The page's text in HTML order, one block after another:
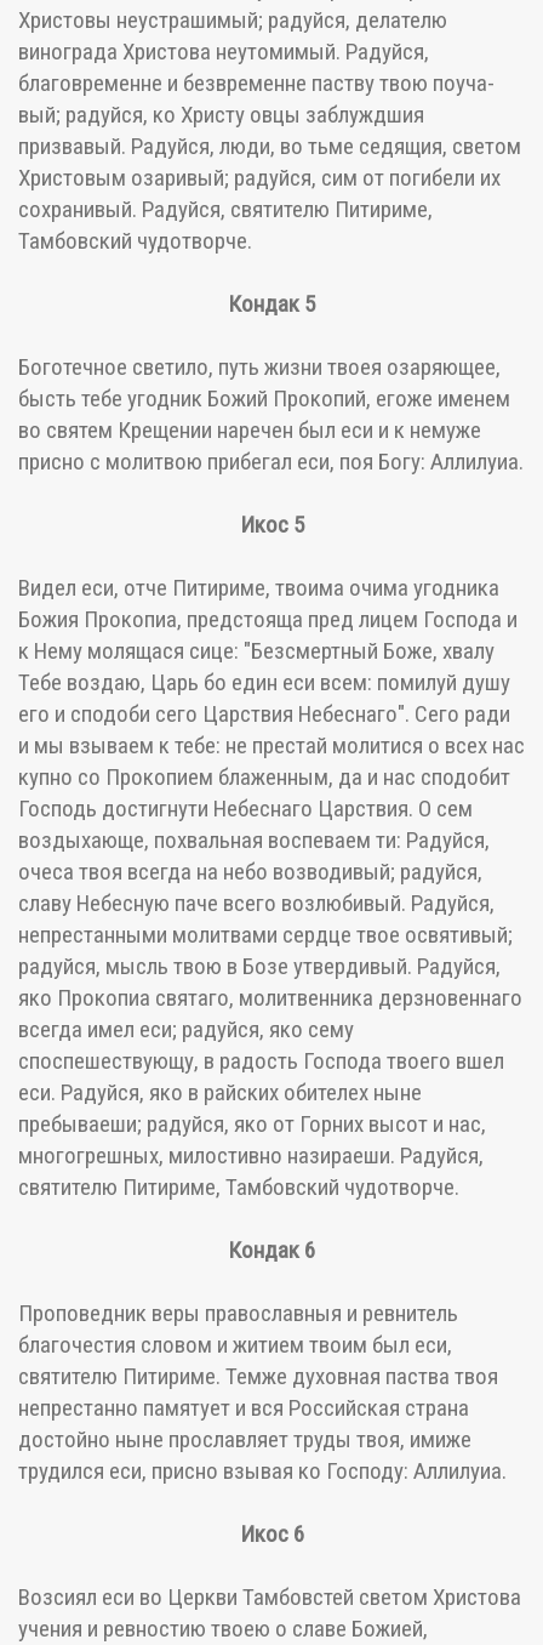
Христовы неустрашимый; радуйся, делателю
винограда Христова неутомимый. Радуйся,
благовременне и безвременне паству твою поуча-
вый; радуйся, ко Христу овцы заблуждшия
призвавый. Радуйся, люди, во тьме седящия, светом
Христовым озаривый; радуйся, сим от погибели их
сохранивый. Радуйся, святителю Питириме,
Тамбовский чудотворче.
Кондак 5
Боготечное светило, путь жизни твоея озаряющее,
бысть тебе угодник Божий Прокопий, егоже именем
во святем Крещении наречен был еси и к немуже
присно с молитвою прибегал еси, поя Богу: Аллилуиа.
Икос 5
Видел еси, отче Питириме, твоима очима угодника
Божия Прокопиа, предстояща пред лицем Господа и
к Нему молящася сице: "Безсмертный Боже, хвалу
Тебе воздаю, Царь бо един еси всем: помилуй душу
его и сподоби сего Царствия Небеснаго". Сего ради
и мы взываем к тебе: не престай молитися о всех нас
купно со Прокопием блаженным, да и нас сподобит
Господь достигнути Небеснаго Царствия. О сем
воздыхающе, похвальная воспеваем ти: Радуйся,
очеса твоя всегда на небо возводивый; радуйся,
славу Небесную паче всего возлюбивый. Радуйся,
непрестанными молитвами сердце твое освятивый;
радуйся, мысль твою в Бозе утвердивый. Радуйся,
яко Прокопиа святаго, молитвенника дерзновеннаго
всегда имел еси; радуйся, яко сему
споспешествующу, в радость Господа твоего вшел
еси. Радуйся, яко в райских обителех ныне
пребываеши; радуйся, яко от Горних высот и нас,
многогрешных, милостивно назираеши. Радуйся,
святителю Питириме, Тамбовский чудотворче.
Кондак 6
Проповедник веры православныя и ревнитель
благочестия словом и житием твоим был еси,
святителю Питириме. Темже духовная паства твоя
непрестанно памятует и вся Российская страна
достойно ныне прославляет труды твоя, имиже
трудился еси, присно взывая ко Господу: Аллилуиа.
Икос 6
Возсиял еси во Церкви Тамбовстей светом Христова
учения и ревностию твоею о славе Божией,